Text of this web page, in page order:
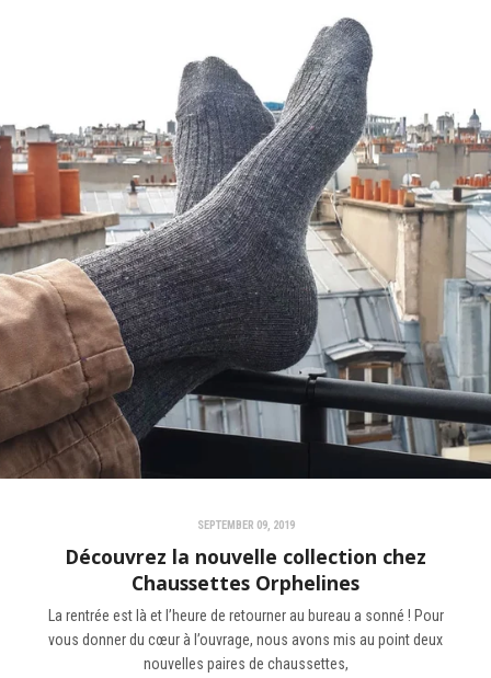
SEPTEMBER 09, 2019
Découvrez la nouvelle collection chez
Chaussettes Orphelines
La rentrée est là et l’heure de retourner au bureau a sonné ! Pour
vous donner du cœur à l’ouvrage, nous avons mis au point deux
nouvelles paires de chaussettes,